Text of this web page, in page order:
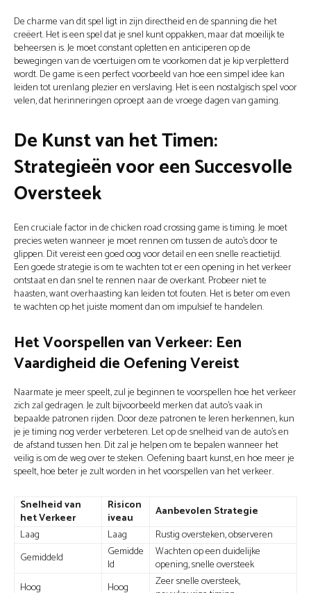
De charme van dit spel ligt in zijn directheid en de spanning die het
creëert. Het is een spel dat je snel kunt oppakken, maar dat moeilijk te
beheersen is. Je moet constant opletten en anticiperen op de
bewegingen van de voertuigen om te voorkomen dat je kip verpletterd
wordt. De game is een perfect voorbeeld van hoe een simpel idee kan
leiden tot urenlang plezier en verslaving. Het is een nostalgisch spel voor
velen, dat herinneringen oproept aan de vroege dagen van gaming.
De Kunst van het Timen:
Strategieën voor een Succesvolle
Oversteek
Een cruciale factor in de chicken road crossing game is timing. Je moet
precies weten wanneer je moet rennen om tussen de auto's door te
glippen. Dit vereist een goed oog voor detail en een snelle reactietijd.
Een goede strategie is om te wachten tot er een opening in het verkeer
ontstaat en dan snel te rennen naar de overkant. Probeer niet te
haasten, want overhaasting kan leiden tot fouten. Het is beter om even
te wachten op het juiste moment dan om impulsief te handelen.
Het Voorspellen van Verkeer: Een
Vaardigheid die Oefening Vereist
Naarmate je meer speelt, zul je beginnen te voorspellen hoe het verkeer
zich zal gedragen. Je zult bijvoorbeeld merken dat auto's vaak in
bepaalde patronen rijden. Door deze patronen te leren herkennen, kun
je je timing nog verder verbeteren. Let op de snelheid van de auto's en
de afstand tussen hen. Dit zal je helpen om te bepalen wanneer het
veilig is om de weg over te steken. Oefening baart kunst, en hoe meer je
speelt, hoe beter je zult worden in het voorspellen van het verkeer.
Snelheid van
het Verkeer
Risicon
iveau
Aanbevolen Strategie
Laag
Laag
Rustig oversteken, observeren
Gemiddeld
Gemidde
ld
Wachten op een duidelijke
opening, snelle oversteek
Hoog
Hoog
Zeer snelle oversteek,